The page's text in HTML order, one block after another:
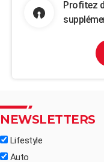
Profitez
NEWSLETTERS
Lifestyle
Auto